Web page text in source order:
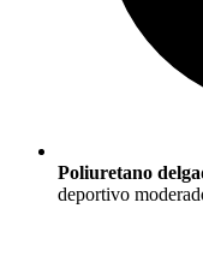
Poliuretano
deportivo